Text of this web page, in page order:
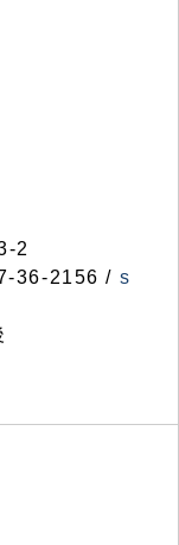
2
36-2156 / s